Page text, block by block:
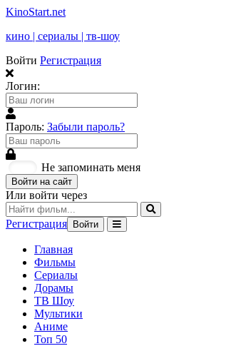
KinoStart.net
кино | сериалы | тв-шоу
Войти Регистрация
Логин:
Пароль: Забыли пароль?
Не запоминать меня
Войти на сайт
Или войти через
Регистрация Войти
Главная
Фильмы
Сериалы
Дорамы
ТВ Шоу
Мультики
Аниме
Топ 50